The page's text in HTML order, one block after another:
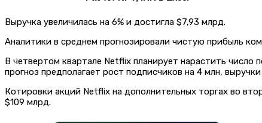
Выручка увеличилась на 6% и достигла $7,93 млрд.
Аналитики в среднем прогнозировали чистую прибыль
В четвертом квартале Netflix планирует нарастить
прогноз предполагает рост подписчиков на 4 млн,
Котировки акций Netflix на дополнительных торгах во
$109 млрд.